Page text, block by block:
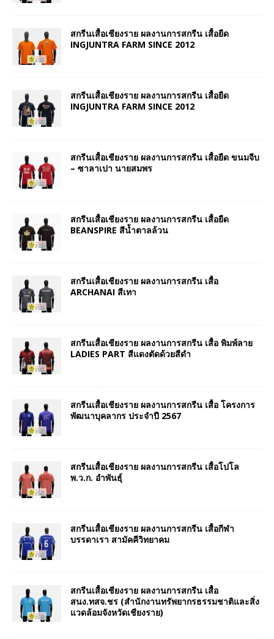
สกรีนเสื้อเชียงราย ผลงานการสกรีน เสื้อยืด
INGJUNTRA FARM SINCE 2012
สกรีนเสื้อเชียงราย ผลงานการสกรีน เสื้อยืด
INGJUNTRA FARM SINCE 2012
สกรีนเสื้อเชียงราย ผลงานการสกรีน เสื้อยืด ขนมจีบ
– ซาลาเปา นายสมพร
สกรีนเสื้อเชียงราย ผลงานการสกรีน เสื้อยืด
BEANSPIRE สีน้ำตาลล้วน
สกรีนเสื้อเชียงราย ผลงานการสกรีน เสื้อ
ARCHANAI สีเทา
สกรีนเสื้อเชียงราย ผลงานการสกรีน เสื้อ พิมพ์ลาย
LADIES PART สีแดงตัดด้วยสีดำ
สกรีนเสื้อเชียงราย ผลงานการสกรีน เสื้อ โครงการ
พัฒนาบุคลากร ประจำปี 2567
สกรีนเสื้อเชียงราย ผลงานการสกรีน เสื้อโปโล
พ.ว.ก. อำพันธุ์
สกรีนเสื้อเชียงราย ผลงานการสกรีน เสื้อกีฬา
บรรดาเรา สามัคคีวิทยาคม
สกรีนเสื้อเชียงราย ผลงานการสกรีน เสื้อ
สนง.ทสจ.ชร (สำนักงานทรัพยากรธรรมชาติและสิ่ง
แวดล้อมจังหวัดเชียงราย)